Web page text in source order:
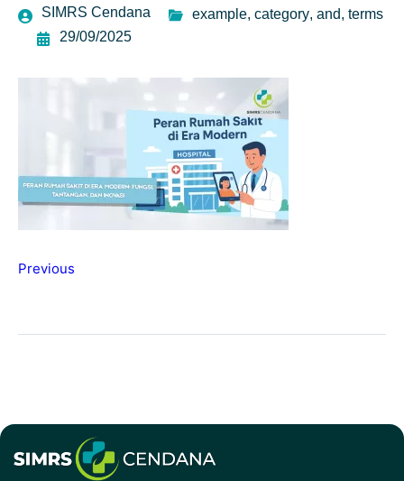
SIMRS Cendana example, category, and, terms
29/09/2025
Previous